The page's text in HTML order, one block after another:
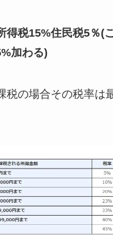
得税15%住民税5％(
加わる)
税の場合その税率は